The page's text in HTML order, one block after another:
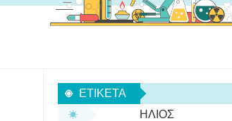
ΕΤΙΚΈΤΑ
ΉΛΙΟΣ